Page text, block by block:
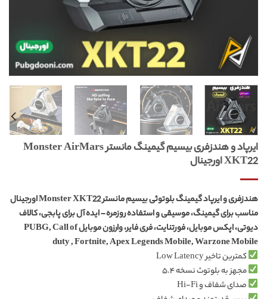
ایرپاد و هندزفری بیسیم گیمینگ مانستر Monster AirMars
XKT22 اورجینال
هندزفری و ایرپاد گیمینگ بلوتوثی بیسیم مانستر Monster XKT22 اورجینال
مناسب برای گیمینگ، موسیقی و استفاده روزمره – ایده آل برای پابجی، کالاف
دیوتی، اپکس موبایل، فورتنایت، فری فایر، وارزون موبایل PUBG, Call of
duty , Fortnite, Apex Legends Mobile, Warzone Mobile
کمترین تاخیر Low Latency
مجهز به بلوتوث نسخه ۵.۴
صدای شفاف و Hi-Fi